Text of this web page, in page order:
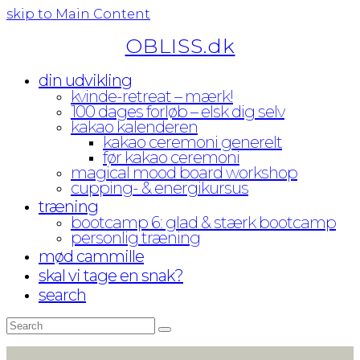
skip to Main Content
OBLISS.dk
din udvikling
kvinde-retreat – mærk!
100 dages forløb – elsk dig selv
kakao kalenderen
kakao ceremoni generelt
før kakao ceremoni
magical mood board workshop
cupping- & energikursus
træning
bootcamp 6: glad & stærk bootcamp
personlig træning
mød cammille
skal vi tage en snak?
search
Search
Submit